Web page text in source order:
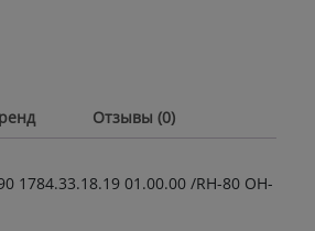
Отзывы (0)
1784.33.18.19 01.00.00 /RH-80 OH-